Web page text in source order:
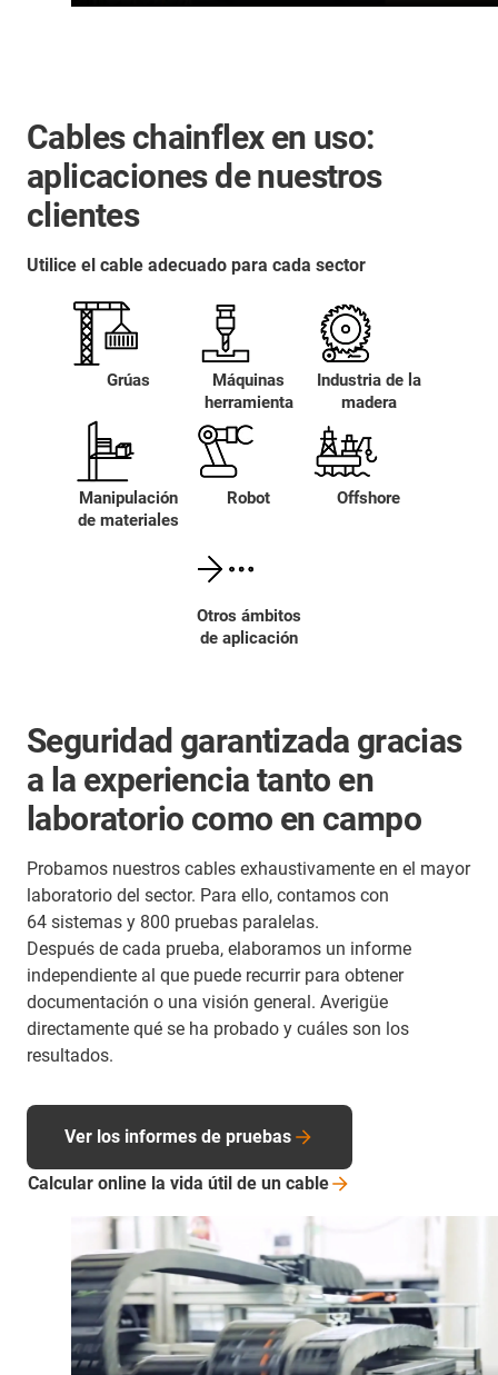
Cables chainflex en uso:
aplicaciones de nuestros
clientes
Utilice el cable adecuado para cada sector
Grúas
Máquinas
herramienta
Industria de la
madera
Manipulación
de materiales
Robot Offshore
Otros ámbitos
de aplicación
Seguridad garantizada gracias
a la experiencia tanto en
laboratorio como en campo
Probamos nuestros cables exhaustivamente en el mayor
laboratorio del sector. Para ello, contamos con
64 sistemas y 800 pruebas paralelas.
Después de cada prueba, elaboramos un informe
independiente al que puede recurrir para obtener
documentación o una visión general. Averigüe
directamente qué se ha probado y cuáles son los
resultados.
Ver los informes de pruebas
Calcular online la vida útil de un cable